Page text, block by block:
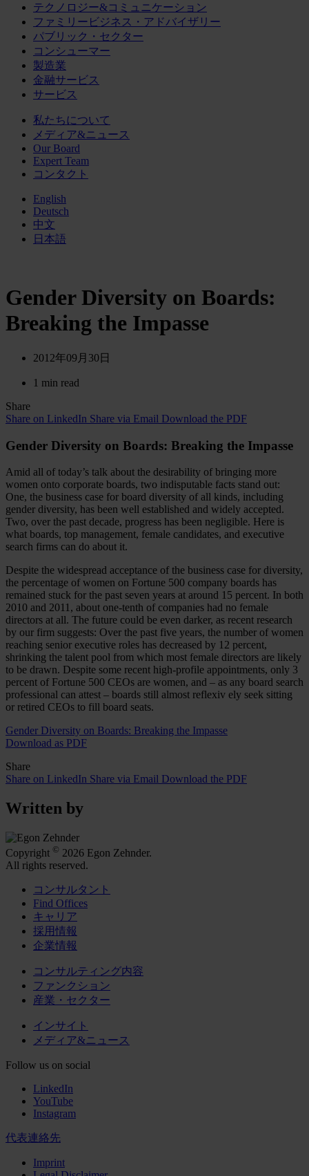
テクノロジー&コミュニケーション
ファミリービジネス・アドバイザリー
パブリック・セクター
コンシューマー
製造業
金融サービス
サービス
私たちについて
メディア&ニュース
Our Board
Expert Team
コンタクト
English
Deutsch
中文
日本語
Gender Diversity on Boards:
Breaking the Impasse
2012年09月30日
1 min read
Share
Share on LinkedIn Share via Email Download the PDF
Gender Diversity on Boards: Breaking the Impasse
Amid all of today’s talk about the desirability of bringing more
women onto corporate boards, two indisputable facts stand out:
One, the business case for board diversity of all kinds, including
gender diversity, has been well established and widely accepted.
Two, over the past decade, progress has been negligible. Here is
what boards, top management, female candidates, and executive
search firms can do about it.
Despite the widespread acceptance of the business case for diversity,
the percentage of women on Fortune 500 company boards has
remained stuck for the past seven years at around 15 percent. In both
2010 and 2011, about one-tenth of companies had no female
directors at all. The future could be even darker, as recent research
by our firm suggests: Over the past five years, the number of women
reaching senior executive roles has decreased by 12 percent,
shrinking the talent pool from which most female directors are likely
to be drawn. Despite some recent high-profile appointments, only 3
percent of Fortune 500 CEOs are women, and – as any board search
professional can attest – boards still almost reflexiv ely seek sitting
or retired CEOs to fill board seats.
Gender Diversity on Boards: Breaking the Impasse
Download as PDF
Share
Share on LinkedIn Share via Email Download the PDF
Written by
Copyright © 2026 Egon Zehnder.
All rights reserved.
コンサルタント
Find Offices
キャリア
採用情報
企業情報
コンサルティング内容
ファンクション
産業・セクター
インサイト
メディア&ニュース
Follow us on social
LinkedIn
YouTube
Instagram
代表連絡先
Imprint